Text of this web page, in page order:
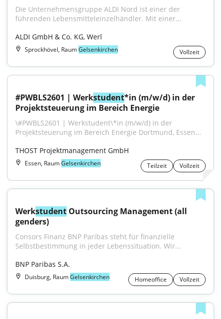
Die Unternehmensgruppe ALDI Nord ist einer der
führenden Lebensmitteleinzelhändler. Mit einer...
ALDI GmbH & Co. KG, Werl
Sprockhövel, RaumGelsenkirchen Vollzeit
#PWBLS2601 | Werkstudent*in (m/w/d) in der
Projektsteuerung im Bereich Energie
\#PWBLS2601 | Werkstudent\*in (m/w/d) in der
Projektsteuerung im Bereich Energie Dortmund, Essen...
THOST Projektmanagement GmbH
Essen, RaumGelsenkirchen Teilzeit Vollzeit
Werkstudent Outsourcing Management (all
genders)
Consors Finanz BNP Paribas steht für finanzielle
Selbstbestimmung in jeder Lebenssituation. Wir...
BNP Paribas S.A.
Duisburg, RaumGelsenkirchen Homeoffice Vollzeit